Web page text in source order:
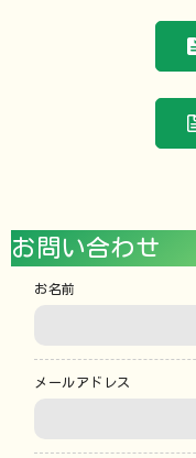
お問い合わせ
お名前
メールアドレス